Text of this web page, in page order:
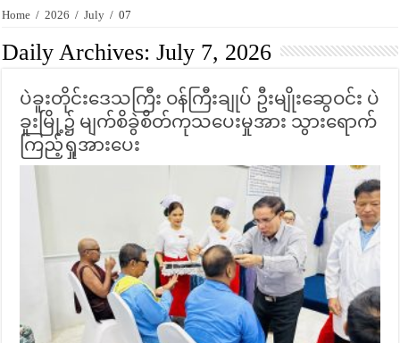
Home / 2026 / July / 07
Daily Archives:July 7, 2026
ပဲခူးတိုင်းဒေသကြီး ဝန်ကြီးချုပ် ဦးမျိုးဆွေဝင်း ပဲ
ခူးမြို့၌ မျက်စိခွဲစိတ်ကုသပေးမှုအား သွားရောက်
ကြည့်ရှုအားပေး